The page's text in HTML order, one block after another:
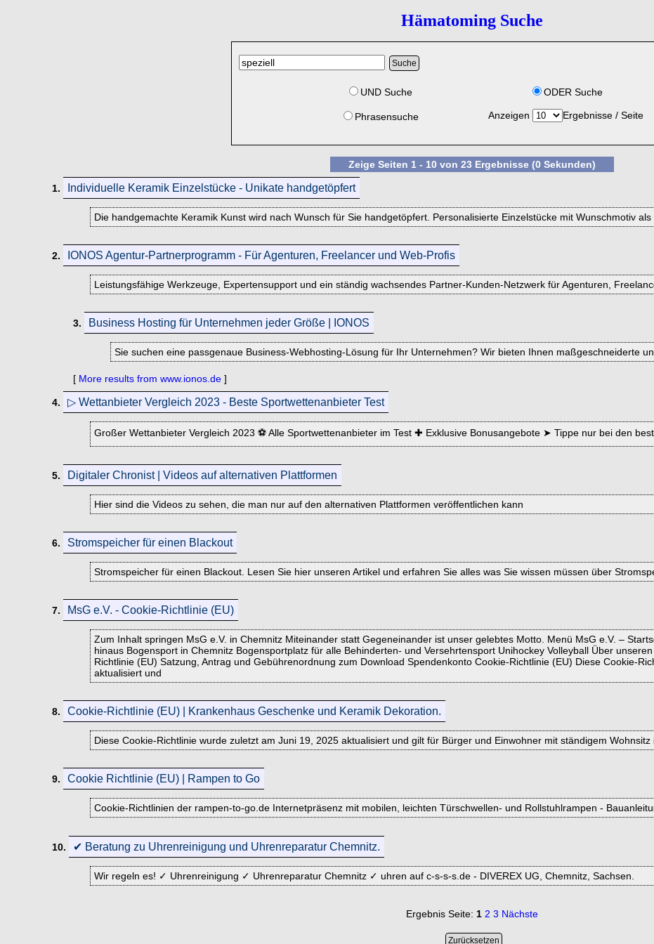
Hämatoming Suche
UND Suche
Phrasensuche
ODER Suche
Anzeigen Ergebnisse / Seite
Zeige Seiten 1 - 10 von 23 Ergebnisse (0 Sekunden)
1. Individuelle Keramik Einzelstücke - Unikate handgetöpfert
Die handgemachte Keramik Kunst wird nach Wunsch für Sie handgetöpfert. Personalisierte Einzelstücke mit Wunschmotiv
2. IONOS Agentur-Partnerprogramm - Für Agenturen, Freelancer und Web-Profis
Leistungsfähige Werkzeuge, Expertensupport und ein ständig wachsendes Partner-Kunden-Netzwerk für Agenturen,
3. Business Hosting für Unternehmen jeder Größe | IONOS
Sie suchen eine passgenaue Business-Webhosting-Lösung für Ihr Unternehmen? Wir bieten Ihnen maßgeschneiderte
[ More results from www.ionos.de ]
4. ▷ Wettanbieter Vergleich 2023 - Beste Sportwettenanbieter Test
Großer Wettanbieter Vergleich 2023 ⚽ Alle Sportwettenanbieter im Test ✚ Exklusive Bonusangebote ➤ Tippe nur bei den
5. Digitaler Chronist | Videos auf alternativen Plattformen
Hier sind die Videos zu sehen, die man nur auf den alternativen Plattformen veröffentlichen kann
6. Stromspeicher für einen Blackout
Stromspeicher für einen Blackout. Lesen Sie hier unseren Artikel und erfahren Sie alles was Sie wissen müssen über
7. MsG e.V. - Cookie-Richtlinie (EU)
Zum Inhalt springen MsG e.V. in Chemnitz Miteinander statt Gegeneinander ist unser gelebtes Motto. Menü MsG e.V. –
hinaus Bogensport in Chemnitz Bogensportplatz für alle Behinderten- und Versehrtensport Unihockey Volleyball Über
Richtlinie (EU) Satzung, Antrag und Gebührenordnung zum Download Spendenkonto Cookie-Richtlinie (EU) Diese Cookie-
aktualisiert und
8. Cookie-Richtlinie (EU) | Krankenhaus Geschenke und Keramik Dekoration.
Diese Cookie-Richtlinie wurde zuletzt am Juni 19, 2025 aktualisiert und gilt für Bürger und Einwohner mit ständigem
9. Cookie Richtlinie (EU) | Rampen to Go
Cookie-Richtlinien der rampen-to-go.de Internetpräsenz mit mobilen, leichten Türschwellen- und Rollstuhlrampen -
10. ✔ Beratung zu Uhrenreinigung und Uhrenreparatur Chemnitz.
Wir regeln es! ✓ Uhrenreinigung ✓ Uhrenreparatur Chemnitz ✓ uhren auf c-s-s-s.de - DIVEREX UG, Chemnitz, Sachsen.
Ergebnis Seite: 1 2 3 Nächste